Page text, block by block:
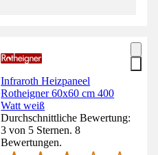
Infraroth Heizpaneel
Rotheigner 60x60 cm 400
Watt weiß
Durchschnittliche Bewertung:
3 von 5 Sternen. 8
Bewertungen.